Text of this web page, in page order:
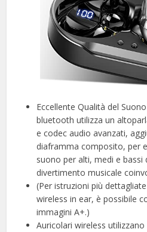
Eccellente Qualità del
bluetooth utilizza un
e codec audio avanzati,
diaframma composito, per
suono per alti, medi e bassi
divertimento musicale
(Per istruzioni più
wireless in ear, è possibile
immagini A+.)
Auricolari wireless